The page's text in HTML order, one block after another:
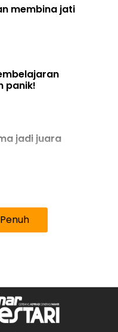
membina jati
panik!
jadi juara